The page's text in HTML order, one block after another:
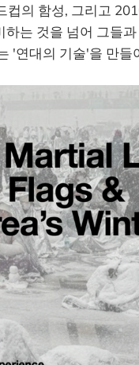
의 함성, 그리고
는 것을 넘어 그들
'연대의 기술'을 만들